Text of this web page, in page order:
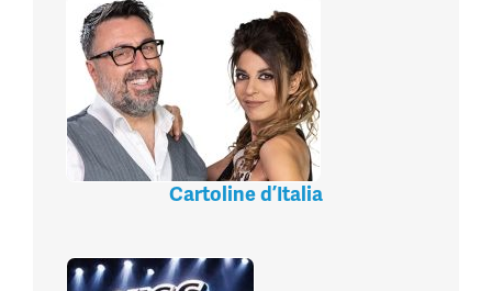
Cartoline d’Italia